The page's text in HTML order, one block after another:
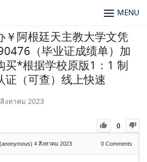
MENU
￥阿根廷天主教大学文凭
（毕业证成绩单）加
买*根据学校原版1：1 制
证（可查）线上快速
งหาคม 2023
0
4 สิงหาคม 2023 0 Comments